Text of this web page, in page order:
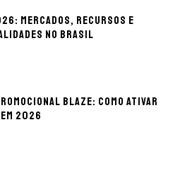
mercados, recursos e
no Brasil
Blaze: como ativar
2026